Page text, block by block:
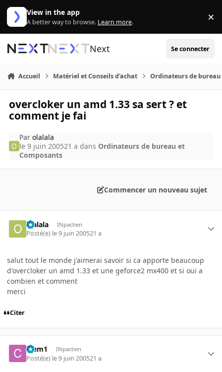
Aller au contenu
View in the app
A better way to browse. Learn more. ×
Next Se connecter
Accueil Matériel et Conseils d'achat Ordinateurs de bureau
overcloker un amd 1.33 sa sert ? et
comment je fai
Parolalala
le 9 juin 200521 a dans Ordinateurs de bureau et
Composants
Commencer un nouveau sujet
olalala INpactien
Posté(e) le 9 juin 200521 a
salut tout le monde j'aimerai savoir si ca apporte beaucoup
d'overcloker un amd 1.33 et une geforce2 mx400 et si oui a
combien et comment
merci
Citer
Clem1 INpactien
Posté(e) le 9 juin 200521 a